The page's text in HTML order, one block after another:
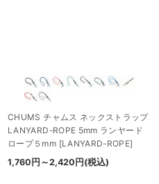
CHUMS チャムス ネックストラップ
LANYARD-ROPE 5mm ランヤード
ロープ５mm [LANYARD-ROPE]
1,760 円 ～2,420 円 (税込)